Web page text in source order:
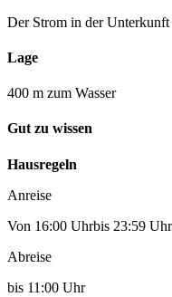
Der Strom in der
Lage
400 m zum Wasser
Gut zu wissen
Hausregeln
Anreise
Von 16:00 Uhrbis 23:59 Uhr
Abreise
bis 11:00 Uhr